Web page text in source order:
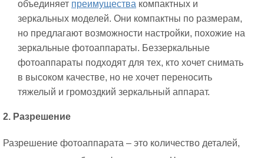
объединяет преимущества компактных и
зеркальных моделей. Они компактны по размерам,
но предлагают возможности настройки, похожие на
зеркальные фотоаппараты. Беззеркальные
фотоаппараты подходят для тех, кто хочет снимать
в высоком качестве, но не хочет переносить
тяжелый и громоздкий зеркальный аппарат.
2. Разрешение
Разрешение фотоаппарата – это количество деталей,